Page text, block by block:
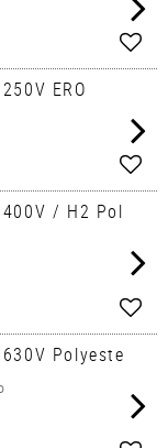
Add
ERO
Add
/ H2 Pol
Add
Polyeste